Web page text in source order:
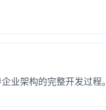
业架构的完整开发过程。